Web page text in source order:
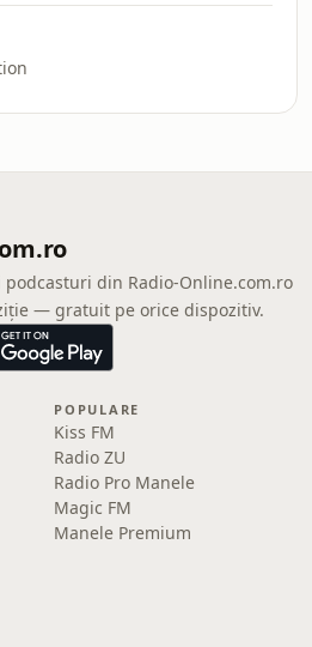
din Radio-Online.com.ro
— gratuit pe orice dispozitiv.
POPULARE
Kiss FM
Radio ZU
Radio Pro Manele
Magic FM
Manele Premium